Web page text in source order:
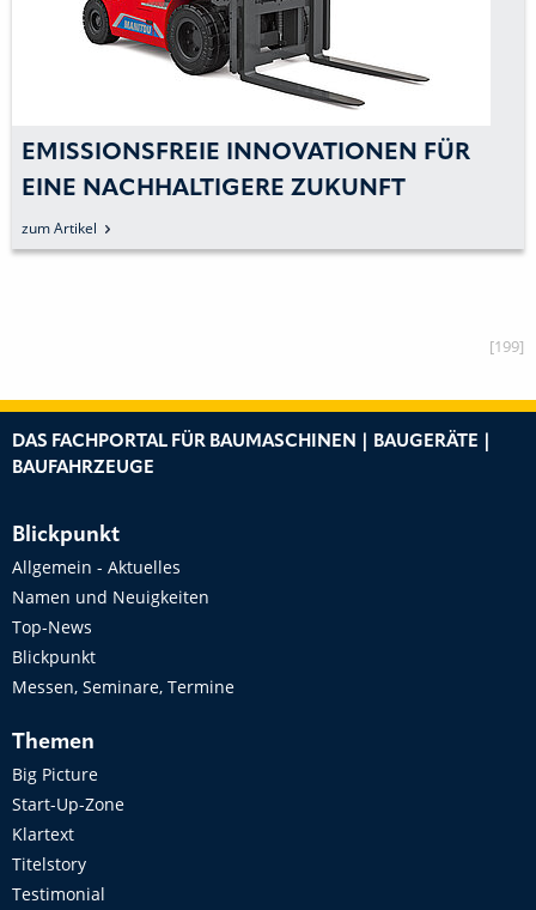
EMISSIONSFREIE INNOVATIONEN FÜR
EINE NACHHALTIGERE ZUKUNFT
zum Artikel
[199]
DAS FACHPORTAL FÜR BAUMASCHINEN | BAUGERÄTE |
BAUFAHRZEUGE
Blickpunkt
Allgemein - Aktuelles
Namen und Neuigkeiten
Top-News
Blickpunkt
Messen, Seminare, Termine
Themen
Big Picture
Start-Up-Zone
Klartext
Titelstory
Testimonial